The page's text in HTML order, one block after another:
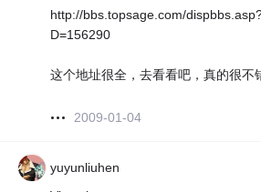
http://bbs.topsage.com/
D=156290
这个地址很全，去看看吧，真的很不
2009-01-04
yuyunliuhen